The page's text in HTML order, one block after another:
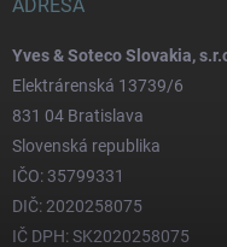
ADRESA
Yves & Soteco Slovakia,
Elektrárenská 13739/6
831 04 Bratislava
Slovenská republika
IČO: 35799331
DIČ: 2020258075
IČ DPH: SK2020258075